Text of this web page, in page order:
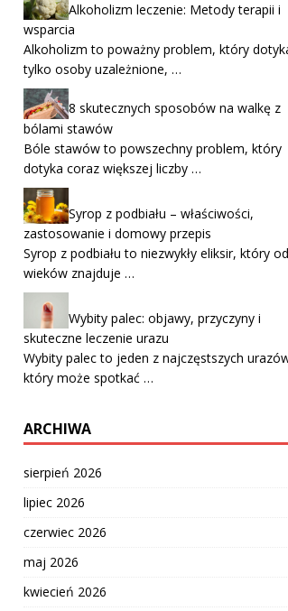
Alkoholizm leczenie: Metody terapii i
wsparcia
Alkoholizm to poważny problem, który
tylko osoby uzależnione, …
8 skutecznych sposobów na walkę z
bólami stawów
Bóle stawów to powszechny problem, który
dotyka coraz większej liczby …
Syrop z podbiału – właściwości,
zastosowanie i domowy przepis
Syrop z podbiału to niezwykły eliksir, który od
wieków znajduje …
Wybity palec: objawy, przyczyny i
skuteczne leczenie urazu
Wybity palec to jeden z najczęstszych
który może spotkać …
ARCHIWA
sierpień 2026
lipiec 2026
czerwiec 2026
maj 2026
kwiecień 2026